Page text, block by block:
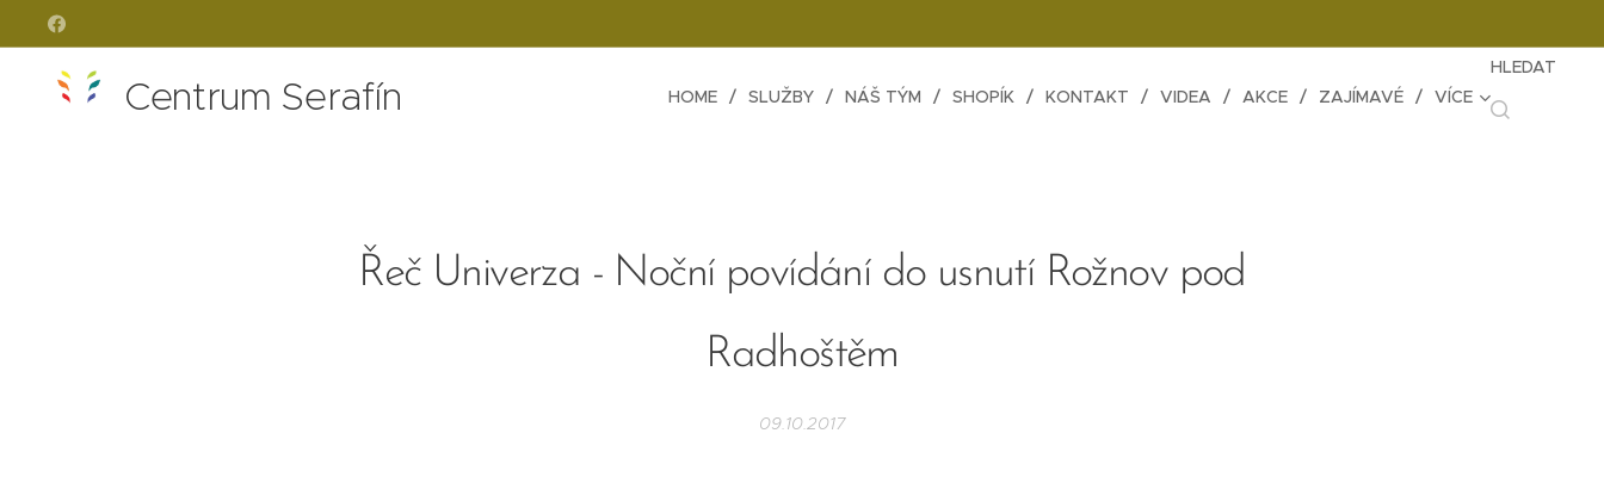
Centrum Serafín HOME SLUŽBY NÁŠ TÝM SHOPÍK KONTAKT VIDEA AKCE ZAJÍMAVÉ VÍCE
HLEDAT
Řeč Univerza - Noční povídání do usnutí Rožnov pod
Radhoštěm
09.10.2017